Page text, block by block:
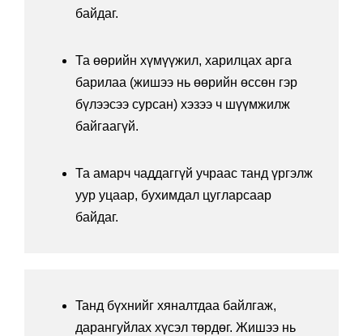
байдаг.
Та өөрийн хүмүүжил, харилцах арга
барилаа (жишээ нь өөрийн өссөн гэр
бүлээсээ сурсан) хэзээ ч шүүмжилж
байгаагүй.
Та амарч чаддаггүй учраас танд үргэлж
уур уцаар, бухимдал цугларсаар
байдаг.
Taнд бүхнийг хяналтдаа байлгаж,
дарангуйлах хүсэл төрдөг. Жишээ нь